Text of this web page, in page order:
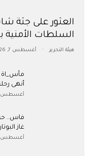
العثور على جثة
السلطات الأمنية
هيئة التحرير أغسطس 7, 2026
أنهى
أغسطس 4, 2026
فاس..
غاز
أغسطس 1, 2026